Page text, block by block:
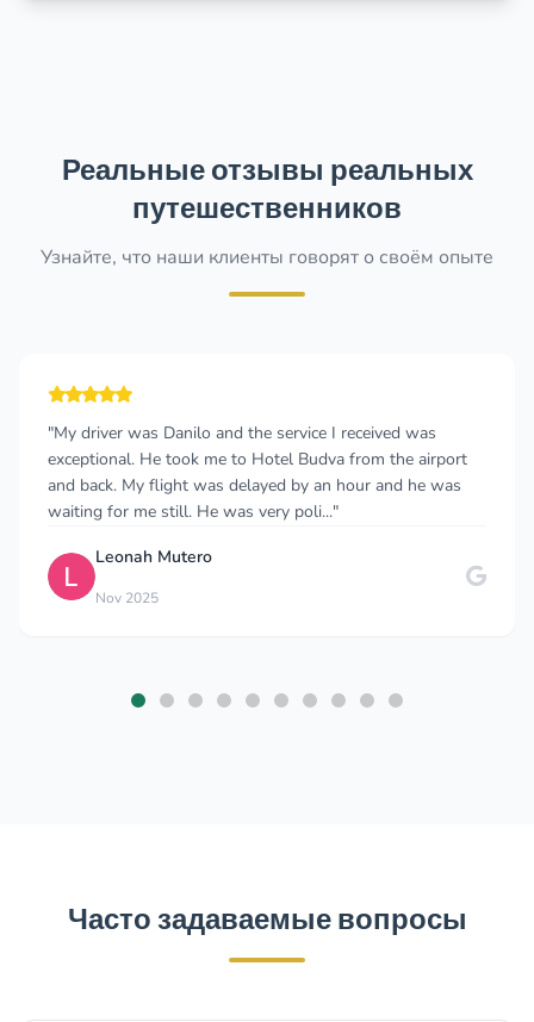
Реальные отзывы реальных
путешественников
Узнайте, что наши клиенты говорят о своём опыте
"My driver was Danilo and the service I received was
exceptional. He took me to Hotel Budva from the airport
and back. My flight was delayed by an hour and he was
waiting for me still. He was very poli..."
Leonah Mutero
Nov 2025
Часто задаваемые вопросы